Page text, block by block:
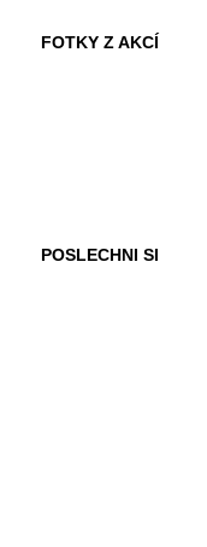
FOTKY Z AKCÍ
POSLECHNI SI